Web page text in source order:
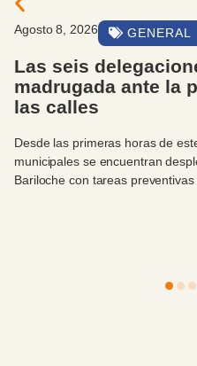
8, 2026 GENERAL
seis
ante la
calles
las primeras horas de este
se encuentran
con tareas preventivas de